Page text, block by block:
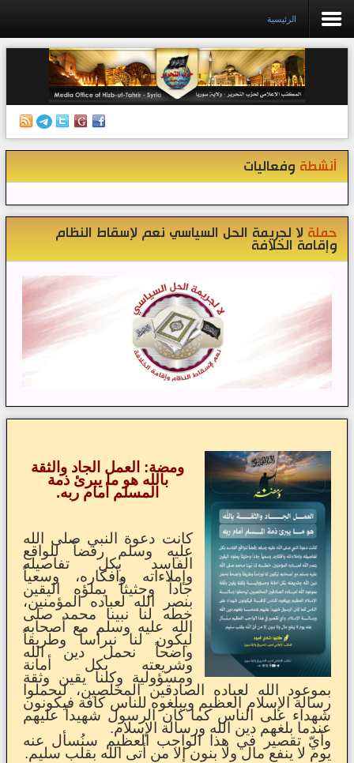
الرئيسية
إصدارات
أنشطة وفعاليات
الكتب
تواصل معنا
إذاعة المكتب/ سوريا
قناتنا على تيليغرام
الرئيسية
أنشطة وفعاليات
حملة لا لجريمة الحل السياسي نعم لإسقاط النظام
وإقامة الخلافة
ومضة: العمل الجاد والثقة
بالله هو ما يبرئ ذمة
المسلم أمام ربه.
كانت دعوة النبي صلى الله
عليه وسلم رفضاً للواقع
الفاسد بكل تفاصيله
وإملاءاته وأفكاره، وسعياً
جاداً وحثيثاً يملؤه اليقين
بنصر الله لعباده المؤمنين،
خطه لنا نبينا محمد صلى
الله عليه وسلم مع أصحابه
ليكون لنا نبراساً وطريقاً
واضحاً نحمل دين الله
وشريعته بكل أمانة
ومسؤولية وكلنا يقين وثقة
بموعود الله لعباده الصادقين المخلصين، ليحملوا
رسالة الإسلام العظيم ويبلغوه للناس كافة فيكونون
شهداء على الناس كما كان الرسول شهيداً عليهم
عندما بلغهم دين الله ورسالة الإسلام.
وأيّ تقصير في هذا الواجب العظيم سنُسأل عنه
يوم لا ينفع مال ولا بنون إلا من أتى الله بقلب سليم.